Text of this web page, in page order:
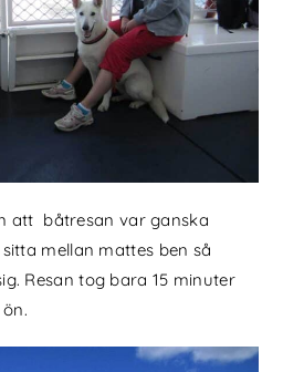
att båtresan var ganska
mellan mattes ben så
Resan tog bara 15 minuter